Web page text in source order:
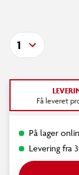
1
Få leveret
På lager
Levering fra